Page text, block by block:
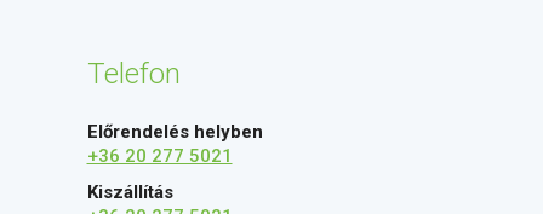
Telefon
Előrendelés helyben
+36 20 277 5021
Kiszállítás